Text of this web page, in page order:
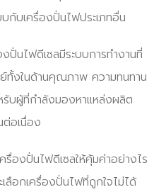
กับเครื่องปั่นไฟประเภทอื่น
ปั่นไฟดีเซลมีระบบการทำงานที่
ทั้งในด้านคุณภาพ ความทนทาน
รับผู้ที่กำลังมองหาแหล่งผลิต
อเนื่อง
รื่องปั่นไฟดีเซลให้คุ้มค่าอย่างไร
ลือกเครื่องปั่นไฟที่ถูกใจไม่ได้